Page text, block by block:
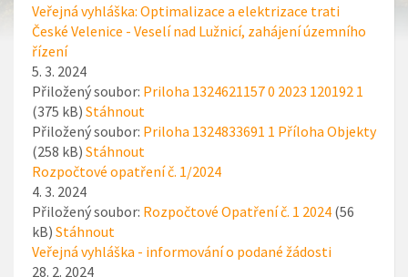
Veřejná vyhláška: Optimalizace a elektrizace trati
České Velenice - Veselí nad Lužnicí, zahájení územního
řízení
5. 3. 2024
Přiložený soubor: Priloha 1324621157 0 2023 120192 1
(375 kB) Stáhnout
Přiložený soubor: Priloha 1324833691 1 Příloha Objekty
(258 kB) Stáhnout
Rozpočtové opatření č. 1/2024
4. 3. 2024
Přiložený soubor: Rozpočtové Opatření č. 1 2024 (56
kB) Stáhnout
Veřejná vyhláška - informování o podané žádosti
28. 2. 2024